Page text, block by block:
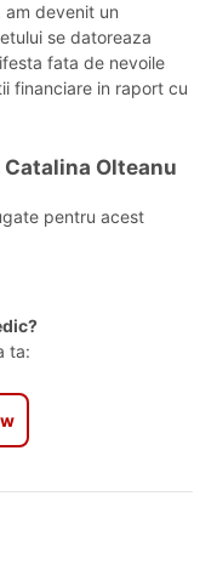
devenit un
se datoreaza
fata de nevoile
financiare in raport cu
Olteanu
pentru acest
ta: